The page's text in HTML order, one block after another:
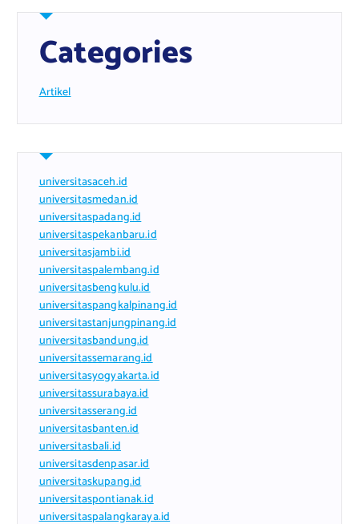
Categories
Artikel
universitasaceh.id
universitasmedan.id
universitaspadang.id
universitaspekanbaru.id
universitasjambi.id
universitaspalembang.id
universitasbengkulu.id
universitaspangkalpinang.id
universitastanjungpinang.id
universitasbandung.id
universitassemarang.id
universitasyogyakarta.id
universitassurabaya.id
universitasserang.id
universitasbanten.id
universitasbali.id
universitasdenpasar.id
universitaskupang.id
universitaspontianak.id
universitaspalangkaraya.id